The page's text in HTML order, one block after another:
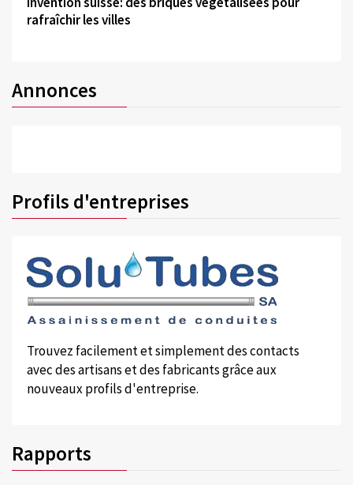
rafraîchir les villes
Annonces
Profils d'entreprises
Trouvez facilement et simplement des contacts
avec des artisans et des fabricants grâce aux
nouveaux profils d'entreprise.
Rapports